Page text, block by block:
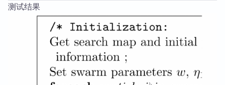
测试结果